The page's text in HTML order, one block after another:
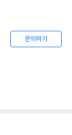
문의하기